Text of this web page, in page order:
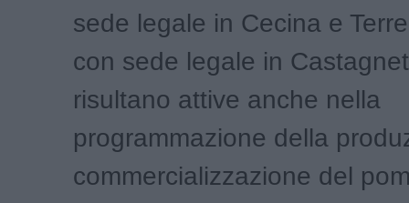
sede legale in Cecina e
con sede legale in
risultano attive anche nella
programmazione della
commercializzazione del